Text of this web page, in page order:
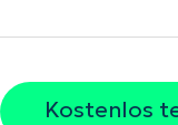
Kostenlos